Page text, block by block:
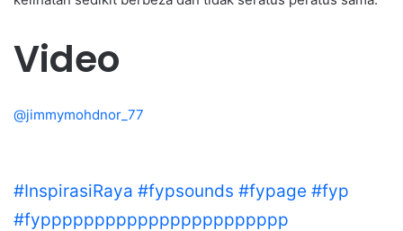
Video
@jimmymohdnor_77
#InspirasiRaya #fypsounds #fypage #fyp
#fyppppppppppppppppppppppp